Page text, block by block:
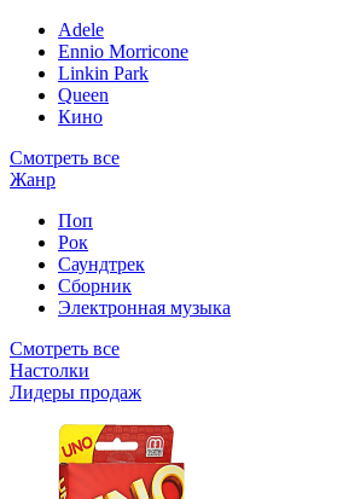
Adele
Ennio Morricone
Linkin Park
Queen
Кино
Смотреть все
Жанр
Поп
Рок
Саундтрек
Сборник
Электронная музыка
Смотреть все
Настолки
Лидеры продаж